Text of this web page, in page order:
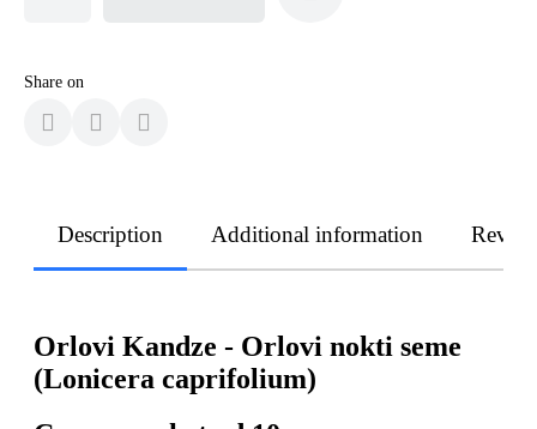
Share on
Description Additional information
Orlovi Kandze - Orlovi nokti seme
(Lonicera caprifolium)